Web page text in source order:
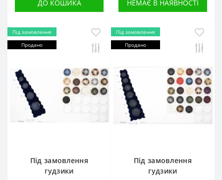
ДО КОШИКА НЕМАЄ В НАЯВНОСТІ
Під замовлення
Продано
Під замовлення
гудзики
Під замовлення
Продано
Під замовлення
гудзики